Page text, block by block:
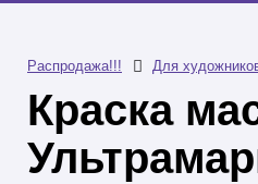
Распродажа!!! Для
Краска